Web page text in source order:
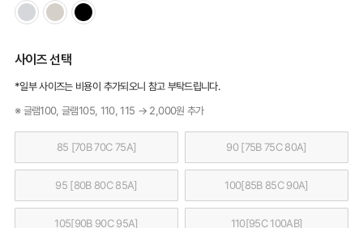
사이즈 선택
*일부 사이즈는 비용이 추가되오니 참고 부탁드립니다.
※ 글램100, 글램105, 110, 115 → 2,000원 추가
85 [70B 70C 75A] 90 [75B 75C 80A]
95 [80B 80C 85A] 100[85B 85C 90A]
105[90B 90C 95A] 110[95C 100AB]